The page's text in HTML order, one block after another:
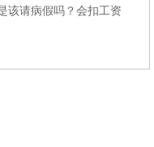
该请病假吗？会扣工资